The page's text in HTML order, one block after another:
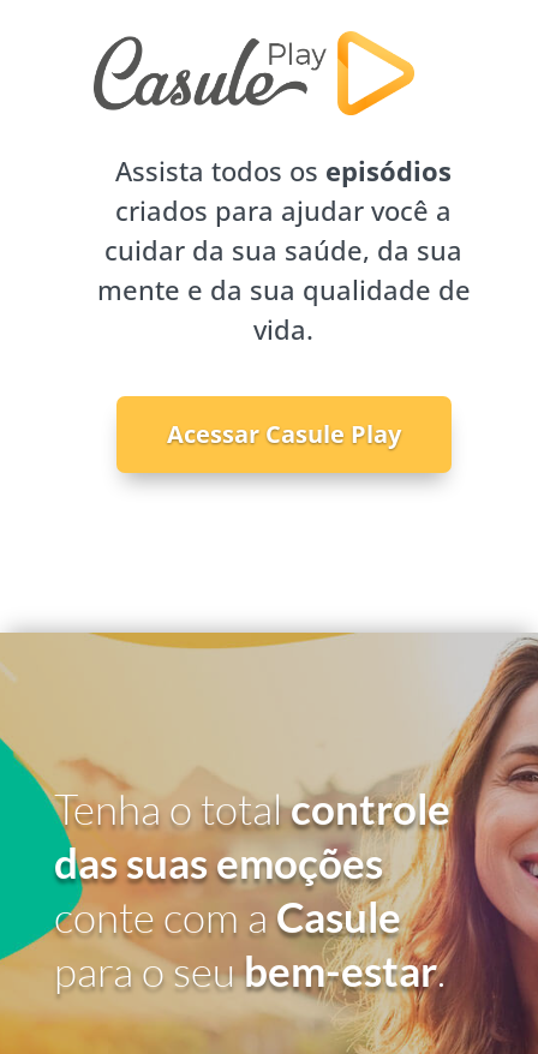
Assista todos os episódios
criados para ajudar você a
cuidar da sua saúde, da sua
mente e da sua qualidade de
vida.
Acessar Casule Play
Tenha o totalcontrole
das suas emoções
conte com a Casule
para o seubem-estar.